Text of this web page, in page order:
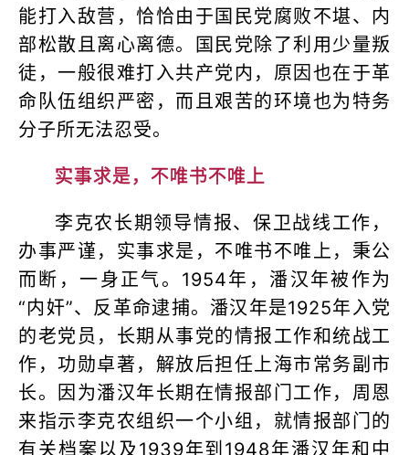
能打入敌营，恰恰由于国民党腐败不堪、内
部松散且离心离德。国民党除了利用少量叛
徒，一般很难打入共产党内，原因也在于革
命队伍组织严密，而且艰苦的环境也为特务
分子所无法忍受。
实事求是，不唯书不唯上
李克农长期领导情报、保卫战线工作，
办事严谨，实事求是，不唯书不唯上，秉公
而断，一身正气。1954年，潘汉年被作为
“内奸”、反革命逮捕。潘汉年是1925年入党
的老党员，长期从事党的情报工作和统战工
作，功勋卓著，解放后担任上海市常务副市
长。因为潘汉年长期在情报部门工作，周恩
来指示李克农组织一个小组，就情报部门的
有关档案以及1939年到1948年潘汉年和中